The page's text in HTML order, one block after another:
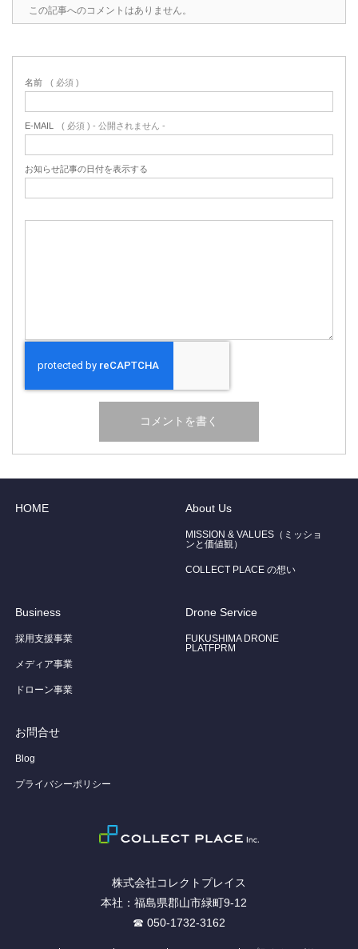
この記事へのコメントはありません。
名前 ( 必須 )
E-MAIL ( 必須 ) - 公開されません -
お知らせ記事の日付を表示する
HOME About Us
MISSION & VALUES（ミッショ
ンと価値観）
COLLECT PLACE の想い
Business
採用支援事業
メディア事業
ドローン事業
Drone Service
FUKUSHIMA DRONE
PLATFPRM
お問合せ
Blog
プライバシーポリシー
株式会社コレクトプレイス
本社：福島県郡山市緑町9-12
☎ 050-1732-3162